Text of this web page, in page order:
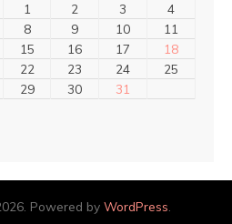
1
2 3
4
8 9 10
11
15 16 17
18
22 23 24
25
29 30 31
Powered by WordPress